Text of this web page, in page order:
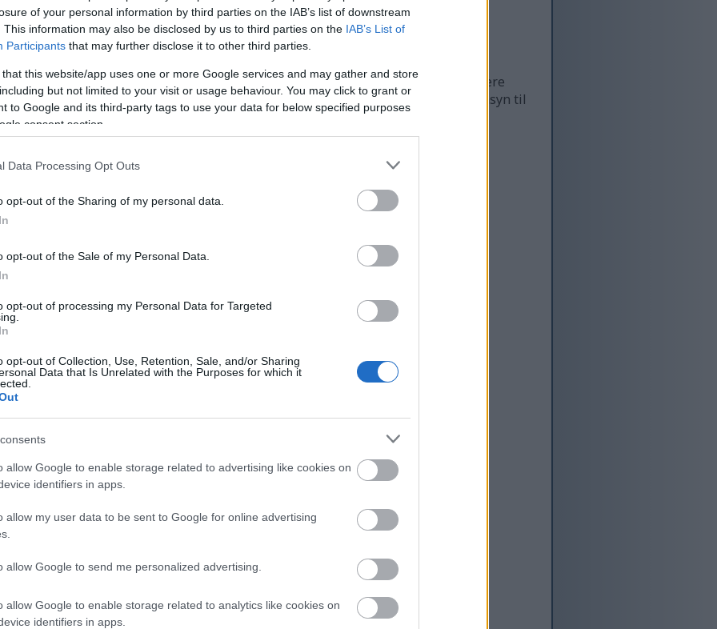
of your personal information by third parties on the IAB’s list of downstream
This information may also be disclosed by us to third parties on the IAB’s List of
Participants that may further disclose it to other third parties.
that this website/app uses one or more Google services and may gather and store
but not limited to your visit or usage behaviour. You may click to grant or
to Google and its third-party tags to use your data for below specified purposes
consent section.
Data Processing Opt Outs
opt-out of the Sharing of my personal data.
opt-out of the Sale of my Personal Data.
opt-out of processing my Personal Data for Targeted
opt-out of Collection, Use, Retention, Sale, and/or Sharing
Data that Is Unrelated with the Purposes for which it
allow Google to enable storage related to advertising like cookies on
identifiers in apps.
allow my user data to be sent to Google for online advertising
allow Google to send me personalized advertising.
allow Google to enable storage related to analytics like cookies on
identifiers in apps.
af dette billede
nedenfor, er mindre komprimerede og har højere opløsning - og dermed højere
indlejret i artikler og sider på dette websted, som er mere optimerede med hensyn til
x 1,024)
x 3,072)
x 4,096)